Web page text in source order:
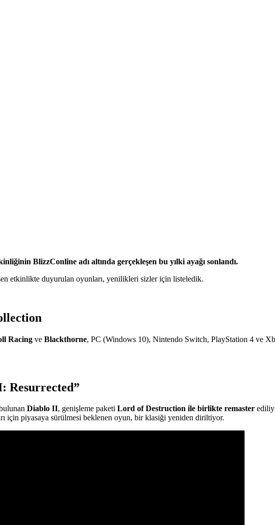
BlizzConline adı altında gerçekleşen bu yılki ayağı sonlandı.
etkinlikte duyurulan oyunları, yenilikleri sizler için listeledik.
Racing ve Blackthorne, PC (Windows 10), Nintendo Switch, PlayStation 4 ve
Resurrected”
Diablo II, genişleme paketi Lord of Destruction ile birlikte remaster
için piyasaya sürülmesi beklenen oyun, bir klasiği yeniden diriltiyor.